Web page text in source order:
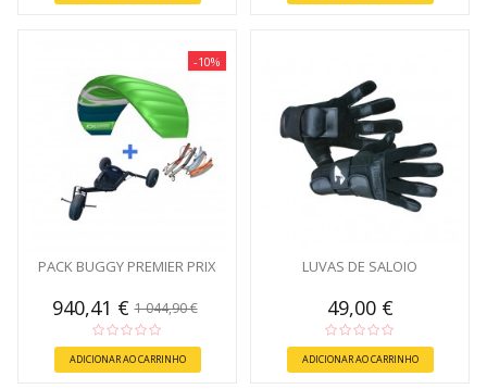
-10%
PACK BUGGY PREMIER PRIX
940,41 €1 044,90 €
ADICIONAR AO CARRINHO
LUVAS DE SALOIO
49,00 €
ADICIONAR AO CARRINHO